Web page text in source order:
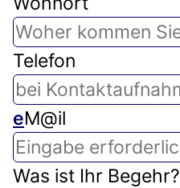
Telefon
eM@il
Was ist Ihr Begehr?